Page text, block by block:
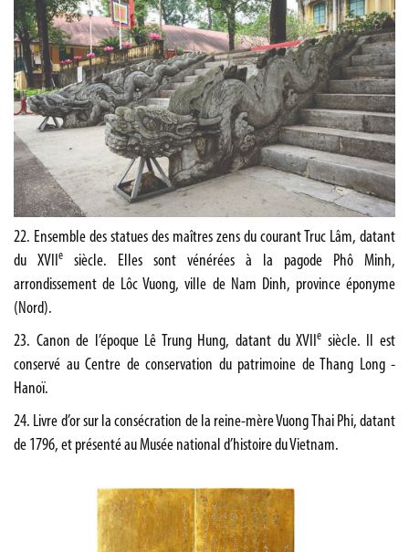
22. Ensemble des statues des maîtres zens du courant Truc Lâm, datant
du XVIIe
siècle. Elles sont vénérées à la pagode Phô Minh,
arrondissement de Lôc Vuong, ville de Nam Dinh, province éponyme
(Nord).
23. Canon de l’époque Lê Trung Hung, datant du XVIIe siècle. Il est
conservé au Centre de conservation du patrimoine de Thang Long -
Hanoï.
24. Livre d’or sur la consécration de la reine-mère Vuong Thai Phi, datant
de 1796, et présenté au Musée national d’histoire du Vietnam.